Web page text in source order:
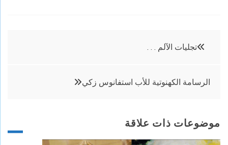
تصفّح
تجليات الآلم . . .
الرسامة الكهنوتية للأب استفانوس زكي
موضوعات ذات علاقة